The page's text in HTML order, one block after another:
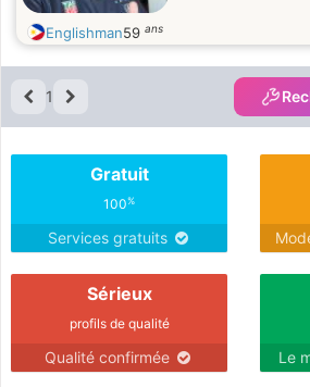
Englishman59 ans
1
Gratuit
100%
Services gratuits
Sérieux
profils de qualité
Qualité confirmée Le